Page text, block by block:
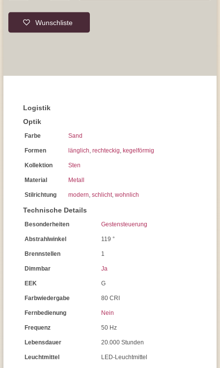
Wunschliste
Logistik
Optik
Farbe Sand
Formen länglich, rechteckig, kegelförmig
Kollektion Sten
Material Metall
Stilrichtung modern, schlicht, wohnlich
Technische Details
Besonderheiten Gestensteuerung
Abstrahlwinkel 119 °
Brennstellen 1
Dimmbar Ja
EEK G
Farbwiedergabe 80 CRI
Fernbedienung Nein
Frequenz 50 Hz
Lebensdauer 20.000 Stunden
Leuchtmittel LED-Leuchtmittel